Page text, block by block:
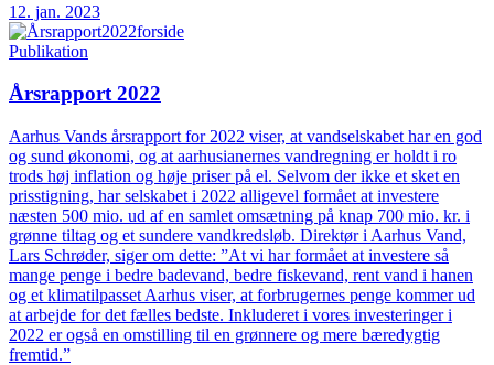
12. jan. 2023
Publikation
Årsrapport 2022
Aarhus Vands årsrapport for 2022 viser, at vandselskabet har en god
og sund økonomi, og at aarhusianernes vandregning er holdt i ro
trods høj inflation og høje priser på el. Selvom der ikke et sket en
prisstigning, har selskabet i 2022 alligevel formået at investere
næsten 500 mio. ud af en samlet omsætning på knap 700 mio. kr. i
grønne tiltag og et sundere vandkredsløb. Direktør i Aarhus Vand,
Lars Schrøder, siger om dette: ”At vi har formået at investere så
mange penge i bedre badevand, bedre fiskevand, rent vand i hanen
og et klimatilpasset Aarhus viser, at forbrugernes penge kommer ud
at arbejde for det fælles bedste. Inkluderet i vores investeringer i
2022 er også en omstilling til en grønnere og mere bæredygtig
fremtid.”